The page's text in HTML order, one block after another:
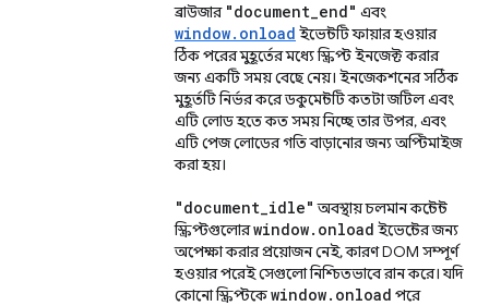
ব্রাউজার "document_end" এবং
window.onload ইভেন্টটি ফায়ার হওয়ার
ঠিক পরের মুহূর্তের মধ্যে স্ক্রিপ্ট ইনজেক্ট করার
জন্য একটি সময় বেছে নেয়। ইনজেকশনের সঠিক
মুহূর্তটি নির্ভর করে ডকুমেন্টটি কতটা জটিল এবং
এটি লোড হতে কত সময় নিচ্ছে তার উপর, এবং
এটি পেজ লোডের গতি বাড়ানোর জন্য অপ্টিমাইজ
করা হয়।
"document_idle" অবস্থায় চলমান কন্টেন্ট
স্ক্রিপ্টগুলোরwindow. onload ইভেন্টের জন্য
অপেক্ষা করার প্রয়োজন নেই, কারণ DOM সম্পূর্ণ
হওয়ার পরেই সেগুলো নিশ্চিতভাবে রান করে। যদি
কোনো স্ক্রিপ্টকেwindow. onload পরে